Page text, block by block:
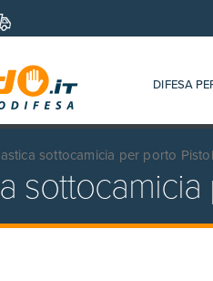
DIFESA
sottocamicia per porto